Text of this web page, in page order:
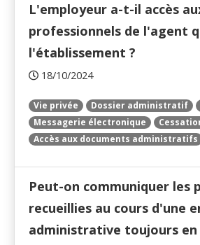
L'employeur a-t-il accès
professionnels de l'agent
l'établissement ?
18/10/2024
Vie privée Dossier administratif
Messagerie électronique
Accès aux documents administratifs
Peut-on communiquer les
recueillies au cours d'une
administrative toujours en